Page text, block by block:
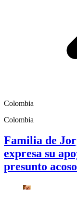
Colombia
Colombia
Familia de
expresa su
presunto